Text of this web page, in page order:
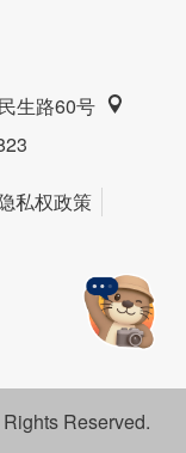
皮沾满白芝麻炸
香，内馅甜度恰
口感。
生路60号
私权政策
Reserved.